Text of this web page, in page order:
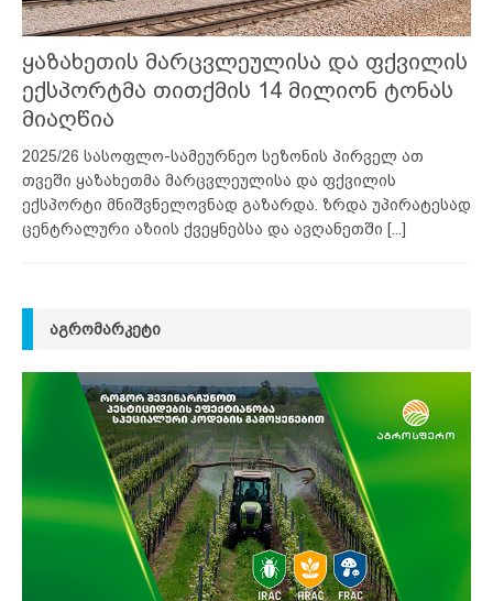
ყაზახეთის მარცვლეულისა და ფქვილის
ექსპორტმა თითქმის 14 მილიონ ტონას
მიაღწია
2025/26 სასოფლო-სამეურნეო სეზონის პირველ ათ
თვეში ყაზახეთმა მარცვლეულისა და ფქვილის
ექსპორტი მნიშვნელოვნად გაზარდა. ზრდა უპირატესად
ცენტრალური აზიის ქვეყნებსა და ავღანეთში [...]
ᲐᲒᲠᲝᲛᲐᲠᲙᲔᲢᲘ